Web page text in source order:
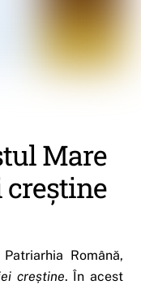
Mare
Română,
creștine. În acest